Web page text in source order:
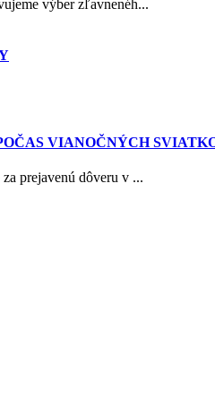
výber zľavnenéh...
VIANOČNÝCH
prejavenú dôveru v ...